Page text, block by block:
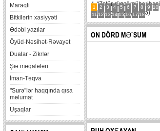
Maraqli
Bitkilərin xasiyyəti
Ədəbi yazılar
Öyüd-Nəsihət-Rəvayət
Dualar - Zikrlər
Şiə məqalələri
İman-Təqva
"Surə"lər haqqında qısa
məlumat
Uşaqlar
1 2 3 4 5 6 7 8 9
10
11 12 13 14 15 16 17 18
4. “Zatür-rüqa” müharibəsi
5. Həzrət Hüseynin (ə)
karvanının Bəni Məqatilin
qəsrinə çatması
6....
ON DÖRD MƏ`SUM